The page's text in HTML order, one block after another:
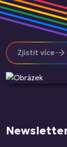
Zjistit více